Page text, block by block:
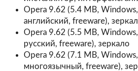
Opera 9.62 (5.4 MB,
английский, freeware),
Opera 9.62 (5.5 MB,
русский, freeware), зеркало
Opera 9.62 (7.1 MB,
многоязычный, freeware),